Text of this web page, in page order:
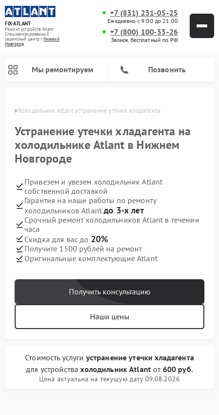
FIX-ATLANT
Ремонт устройств Atlant
Специализированный
cервисный центр г.Нижний
Новгород
+7 (831) 231-05-25
Ежедневно с 9:00 до 21:00
+7 (800) 100-33-26
Звонок бесплатный по РФ
Мы ремонтируем Позвонить
Холодильник Atlant устранение утечки хладагента
Устранение утечки хладагента на
холодильнике Atlant в Нижнем
Новгороде
Привезем и увезем холодильник Atlant
собственной доставкой
Гарантия на наши работы по ремонту
холодильников Atlantдо 3-х лет
Срочный ремонт холодильников Atlant в течении
часа
Скидка для вас до 20%
Получите 1500 рублей на ремонт
Оригинальные комплектующие Atlant
Получить консультацию
Наши цены
Стоимость услуги устранение утечки хладагента
для устройствахолодильник Atlant от 600 руб.
Цена актуальна на текущую дату 09.08.2026